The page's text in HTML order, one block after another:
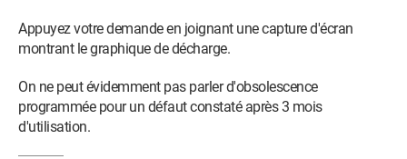
Appuyez votre demande en joignant une capture d'écran
montrant le graphique de décharge.
On ne peut évidemment pas parler d'obsolescence
programmée pour un défaut constaté après 3 mois
d'utilisation.